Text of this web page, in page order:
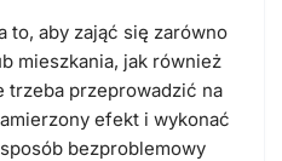
to, aby zająć się zarówno
mieszkania, jak również
trzeba przeprowadzić na
efekt i wykonać
bezproblemowy